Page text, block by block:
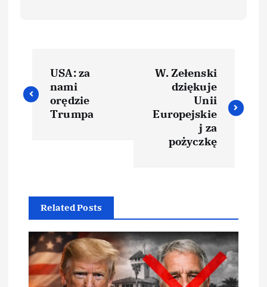
USA: za
nami
orędzie
Trumpa
W. Zełenski
dziękuje
Unii
Europejskie
j za
pożyczkę
Related Posts